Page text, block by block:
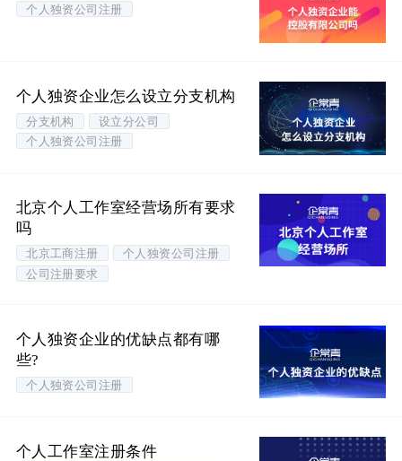
个人独资公司注册
个人独资企业怎么设立分支机构
分支机构
设立分公司
个人独资公司注册
北京个人工作室经营场所有要求
吗
北京工商注册
个人独资公司注册
公司注册要求
个人独资企业的优缺点都有哪
些?
个人独资公司注册
个人工作室注册条件